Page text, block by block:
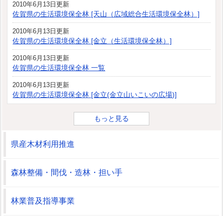
2010年6月13日更新
佐賀県の生活環境保全林 [天山（広域総合生活環境保全林）]
2010年6月13日更新
佐賀県の生活環境保全林 [金立（生活環境保全林）]
2010年6月13日更新
佐賀県の生活環境保全林 一覧
2010年6月13日更新
佐賀県の生活環境保全林 [金立(金立山いこいの広場)]
もっと見る
県産木材利用推進
森林整備・間伐・造林・担い手
林業普及指導事業